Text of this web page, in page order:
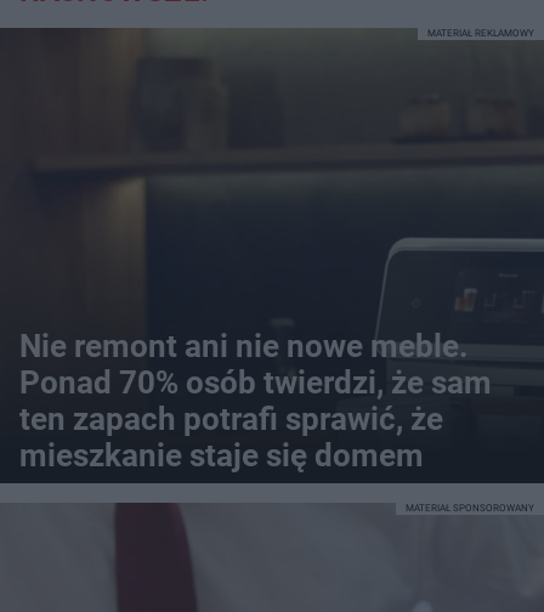
Nie remont ani nie nowe meble.
Ponad 70% osób twierdzi, że sam
ten zapach potrafi sprawić, że
mieszkanie staje się domem
MATERIAŁ REKLAMOWY
MATERIAŁ SPONSOROWANY